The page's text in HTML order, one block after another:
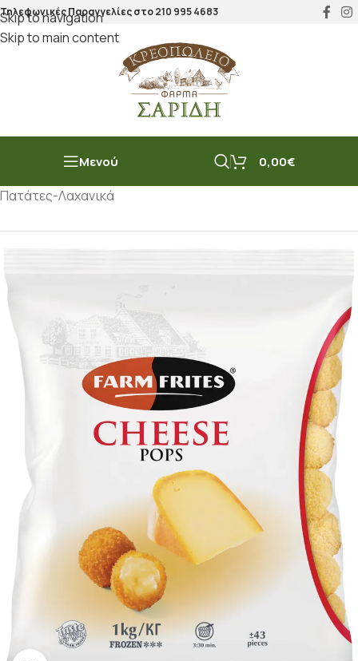
Skip to navigation
Skip to main content
Τηλεφωνικές Παραγγελίες στο210 995 4683
Μενού 0,00€
Πατάτες-Λαχανικά